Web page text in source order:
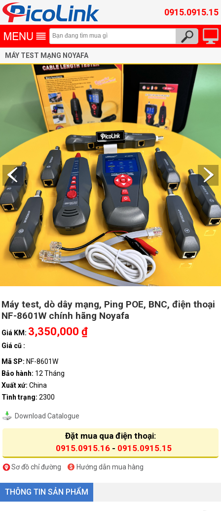
0915.0915.15
MÁY TEST MẠNG NOYAFA
Máy test, dò dây mạng, Ping POE, BNC, điện thoại
NF-8601W chính hãng Noyafa
Giá KM: 3,350,000 ₫
Giá cũ :
Mã SP: NF-8601W
Bảo hành: 12 Tháng
Xuất xứ: China
Tình trạng: 2300
Download Catalogue
Đặt mua qua điện thoại:
0915.0915.16 - 0915.0915.15
Sơ đồ chỉ đường Hướng dẫn mua hàng
THÔNG TIN SẢN PHẨM